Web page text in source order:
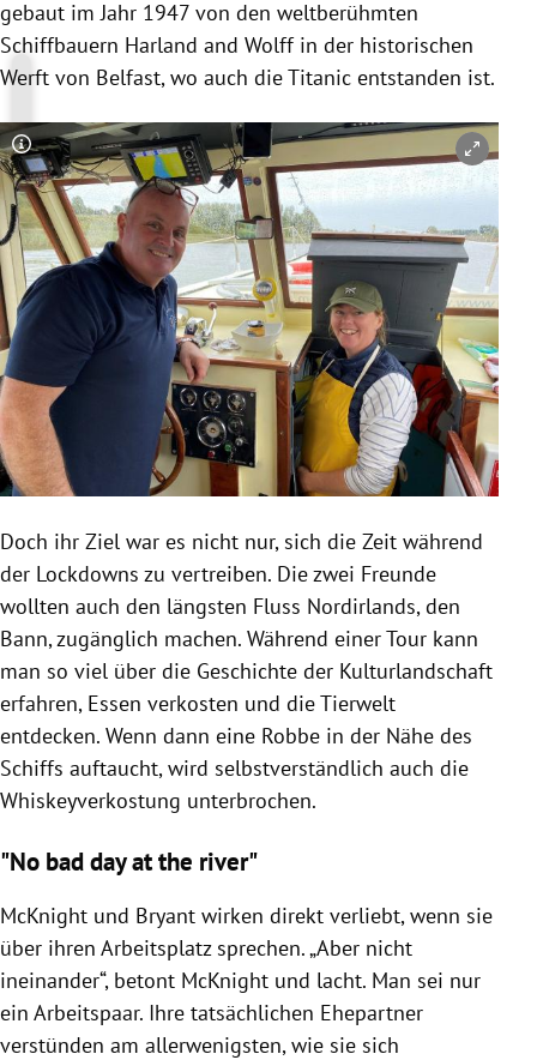
gebaut im Jahr 1947 von den weltberühmten
Schiffbauern Harland and Wolff in der historischen
Werft von Belfast, wo auch die Titanic entstanden ist.
Copyright-Hinweis öffnen/schließen
Doch ihr Ziel war es nicht nur, sich die Zeit während
der Lockdowns zu vertreiben. Die zwei Freunde
wollten auch den längsten Fluss Nordirlands, den
Bann, zugänglich machen. Während einer Tour kann
man so viel über die Geschichte der Kulturlandschaft
erfahren, Essen verkosten und die Tierwelt
entdecken. Wenn dann eine Robbe in der Nähe des
Schiffs auftaucht, wird selbstverständlich auch die
Whiskeyverkostung unterbrochen.
"No bad day at the river"
McKnight und Bryant wirken direkt verliebt, wenn sie
über ihren Arbeitsplatz sprechen. „Aber nicht
ineinander“, betont McKnight und lacht. Man sei nur
ein Arbeitspaar. Ihre tatsächlichen Ehepartner
verstünden am allerwenigsten, wie sie sich